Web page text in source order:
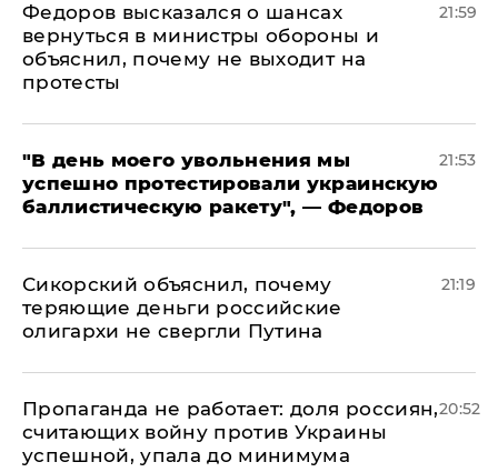
Федоров высказался о шансах
вернуться в министры обороны и
объяснил, почему не выходит на
протесты
21:59
​"В день моего увольнения мы
успешно протестировали украинскую
баллистическую ракету", — Федоров
21:53
Сикорский объяснил, почему
теряющие деньги российские
олигархи не свергли Путина
21:19
​Пропаганда не работает: доля россиян,
считающих войну против Украины
успешной, упала до минимума
20:52